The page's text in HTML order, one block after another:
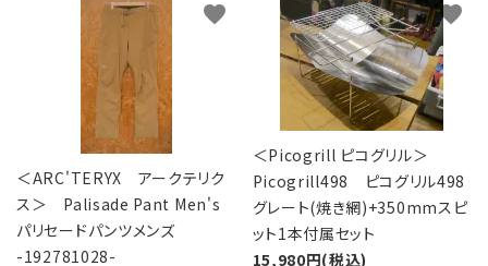
＜ARC'TERYX アークテリク
ス＞ Palisade Pant Men's
パリセードパンツメンズ
-192781028-
favorite
＜Picogrill ピコグリル＞
Picogrill498 ピコグリル498
グレート(焼き網)+350mmスピ
ット1本付属セット
15,980円(税込)
favorite